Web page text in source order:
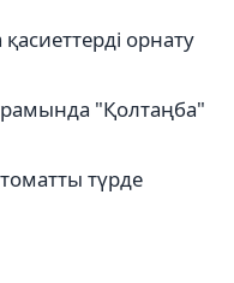
қасиеттерді орнату
"Қолтаңба"
түрде